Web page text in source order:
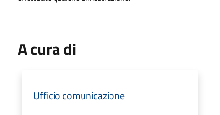
A cura di
Ufficio comunicazione